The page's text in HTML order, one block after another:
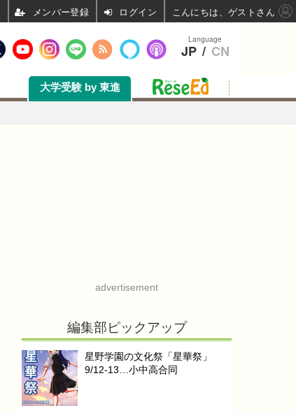
大学受験 by 東進
advertisement
編集部ピックアップ
星野学園の文化祭「星華祭」
9/12-13…小中高合同
Language
JP / CN
ログイン こんにちは、ゲストさん